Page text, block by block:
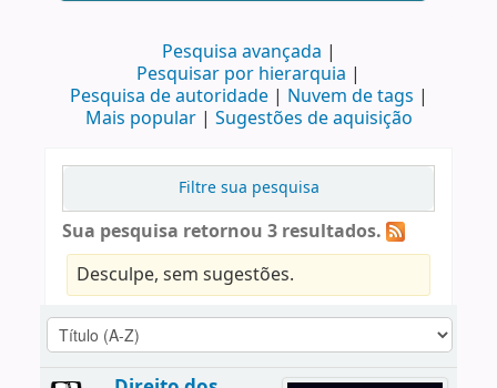
Pesquisa avançada
Pesquisar por hierarquia
Pesquisa de autoridade
Nuvem de tags
Mais popular
Sugestões de aquisição
Filtre sua pesquisa
Sua pesquisa retornou 3 resultados.
Desculpe, sem sugestões.